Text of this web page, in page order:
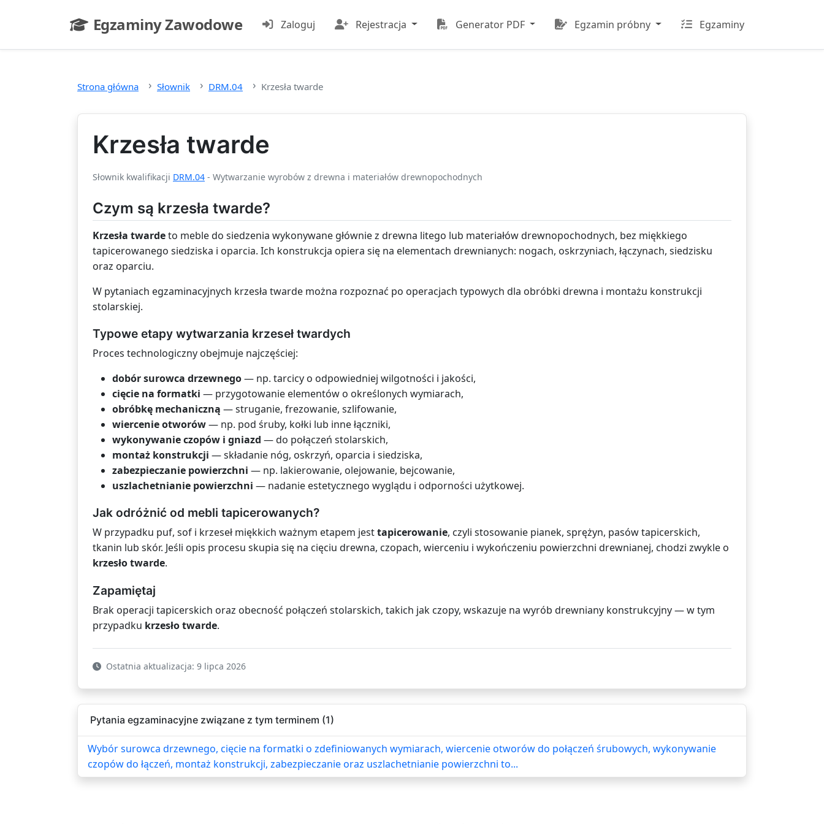
Egzaminy Zawodowe
- strona główna
Zaloguj Rejestracja Generator PDF Egzamin próbny Egzaminy
Strona główna Słownik DRM.04 Krzesła twarde
Krzesła twarde
Słownik kwalifikacji DRM.04 - Wytwarzanie wyrobów z drewna i materiałów drewnopochodnych
Czym są krzesła twarde?
Krzesła twardeto meble do siedzenia wykonywane głównie z drewna litego lub materiałów drewnopochodnych, bez miękkiego
tapicerowanego siedziska i oparcia. Ich konstrukcja opiera się na elementach drewnianych: nogach, oskrzyniach, łączynach, siedzisku
oraz oparciu.
W pytaniach egzaminacyjnych krzesła twarde można rozpoznać po operacjach typowych dla obróbki drewna i montażu konstrukcji
stolarskiej.
Typowe etapy wytwarzania krzeseł twardych
Proces technologiczny obejmuje najczęściej:
dobór surowca drzewnego— np. tarcicy o odpowiedniej wilgotności i jakości,
cięcie na formatki — przygotowanie elementów o określonych wymiarach,
obróbkę mechaniczną — struganie, frezowanie, szlifowanie,
wiercenie otworów— np. pod śruby, kołki lub inne łączniki,
wykonywanie czopów i gniazd — do połączeń stolarskich,
montaż konstrukcji — składanie nóg, oskrzyń, oparcia i siedziska,
zabezpieczanie powierzchni — np. lakierowanie, olejowanie, bejcowanie,
uszlachetnianie powierzchni — nadanie estetycznego wyglądu i odporności użytkowej.
Jak odróżnić od mebli tapicerowanych?
W przypadku puf, sof i krzeseł miękkich ważnym etapem jesttapicerowanie, czyli stosowanie pianek, sprężyn, pasów tapicerskich,
tkanin lub skór. Jeśli opis procesu skupia się na cięciu drewna, czopach, wierceniu i wykończeniu powierzchni drewnianej, chodzi zwykle o
krzesło twarde.
Zapamiętaj
Brak operacji tapicerskich oraz obecność połączeń stolarskich, takich jak czopy, wskazuje na wyrób drewniany konstrukcyjny — w tym
przypadku krzesło twarde.
Ostatnia aktualizacja: 9 lipca 2026
Pytania egzaminacyjne związane z tym terminem (1)
Wybór surowca drzewnego, cięcie na formatki o zdefiniowanych wymiarach, wiercenie otworów do połączeń śrubowych, wykonywanie
czopów do łączeń, montaż konstrukcji, zabezpieczanie oraz uszlachetnianie powierzchni to...